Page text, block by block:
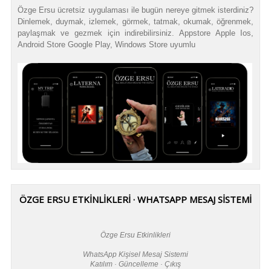
Özge Ersu ücretsiz uygulaması ile bugün nereye gitmek isterdiniz?
Dinlemek, duymak, izlemek, görmek, tatmak, okumak, öğrenmek,
paylaşmak ve gezmek için indirebilirsiniz. Appstore Apple Ios,
Android Store Google Play, Windows Store uyumlu
ÖZGE ERSU ETKİNLİKLERİ · WHATSAPP MESAJ SİSTEMİ
Özge Ersu Etkinlikleri
WhatsApp Kişisel Mesaj Sistemi
Katılım · Güncelleme · Çıkış